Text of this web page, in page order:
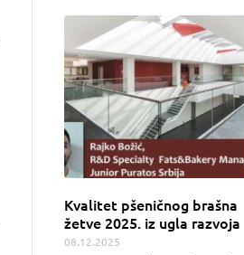
Kvalitet pšeničnog brašna
žetve 2025. iz ugla razvoja
08.12.2025